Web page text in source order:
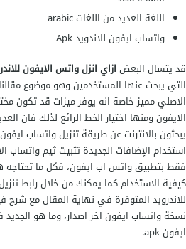
اللغة العديد من اللغات arabic
واتساب ايفون للاندويد Apk
قد يتسال البعض ازاي انزل واتس الايفون
التي يبحث عنها المستخدمين وهو موضوع
الاصلي مميز خاصة انه يوفر ميزات قد تكون
الايفون ومنها اختيار الخط الرائع لذلك فان
استخدام الإضافات الجديدة تثبيت ثيم واتساب
فقط بتطبيق واتس اب ايفون، فكل ما تحتاجه
للاندرويد المتوفرة في نهاية المقال مع
نسخة واتساب ايفون اخر اصدار، وما هو
ايفون apk.